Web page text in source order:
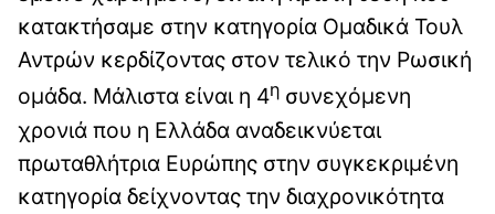
κατακτήσαμε στην κατηγορία Ομαδικά Τουλ
Αντρών κερδίζοντας στον τελικό την Ρωσική
ομάδα. Μάλιστα είναι η 4η συνεχόμενη
χρονιά που η Ελλάδα αναδεικνύεται
πρωταθλήτρια Ευρώπης στην συγκεκριμένη
κατηγορία δείχνοντας την διαχρονικότητα